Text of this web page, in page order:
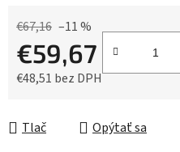
€67,16 –11 %
€59,67
€48,51 bez DPH
Tlač Opýtať sa